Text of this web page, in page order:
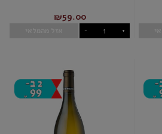
₪59.00
- +